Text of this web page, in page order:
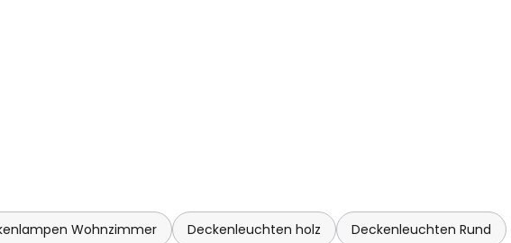
Wohnzimmer Deckenleuchten holz Deckenleuchten Rund